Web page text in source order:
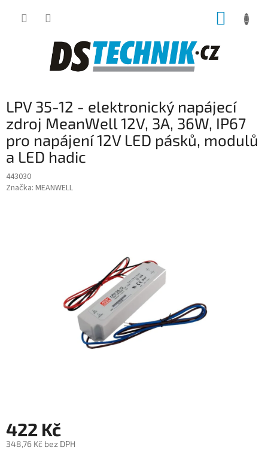
LPV 35-12 - elektronický napájecí
zdroj MeanWell 12V, 3A, 36W, IP67
pro napájení 12V LED pásků, modulů
a LED hadic
443030
Značka: MEANWELL
422 Kč
348,76 Kč bez DPH